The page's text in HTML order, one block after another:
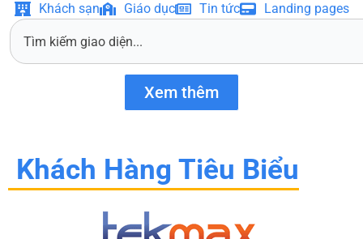
Khách sạn
Giáo dục Tin tức Landing pages
S
Xem thêm
Khách Hàng Tiêu Biểu